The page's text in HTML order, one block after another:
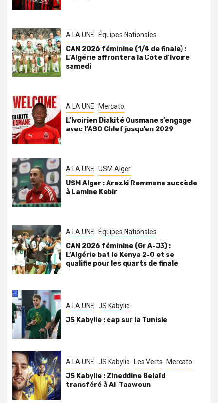
A LA UNE Équipes Nationales
CAN 2026 féminine (1/4 de finale) :
L’Algérie affrontera la Côte d’Ivoire
samedi
A LA UNE Mercato
L’Ivoirien Diakité Ousmane s’engage
avec l’ASO Chlef jusqu’en 2029
A LA UNE USM Alger
USM Alger : Arezki Remmane succède
à Lamine Kebir
A LA UNE Équipes Nationales
CAN 2026 féminine (Gr A-J3) :
L’Algérie bat le Kenya 2-0 et se
qualifie pour les quarts de finale
A LA UNE JS Kabylie
JS Kabylie : cap sur la Tunisie
A LA UNE JS Kabylie Les Verts Mercato
JS Kabylie : Zineddine Belaïd
transféré à Al-Taawoun